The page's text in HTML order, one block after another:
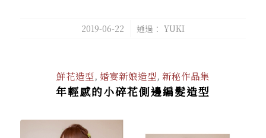
2019-06-22
/ 通過： YUKI
鮮花造型, 婚宴新娘造型, 新秘作品集
年輕感的小碎花側邊編髮造型